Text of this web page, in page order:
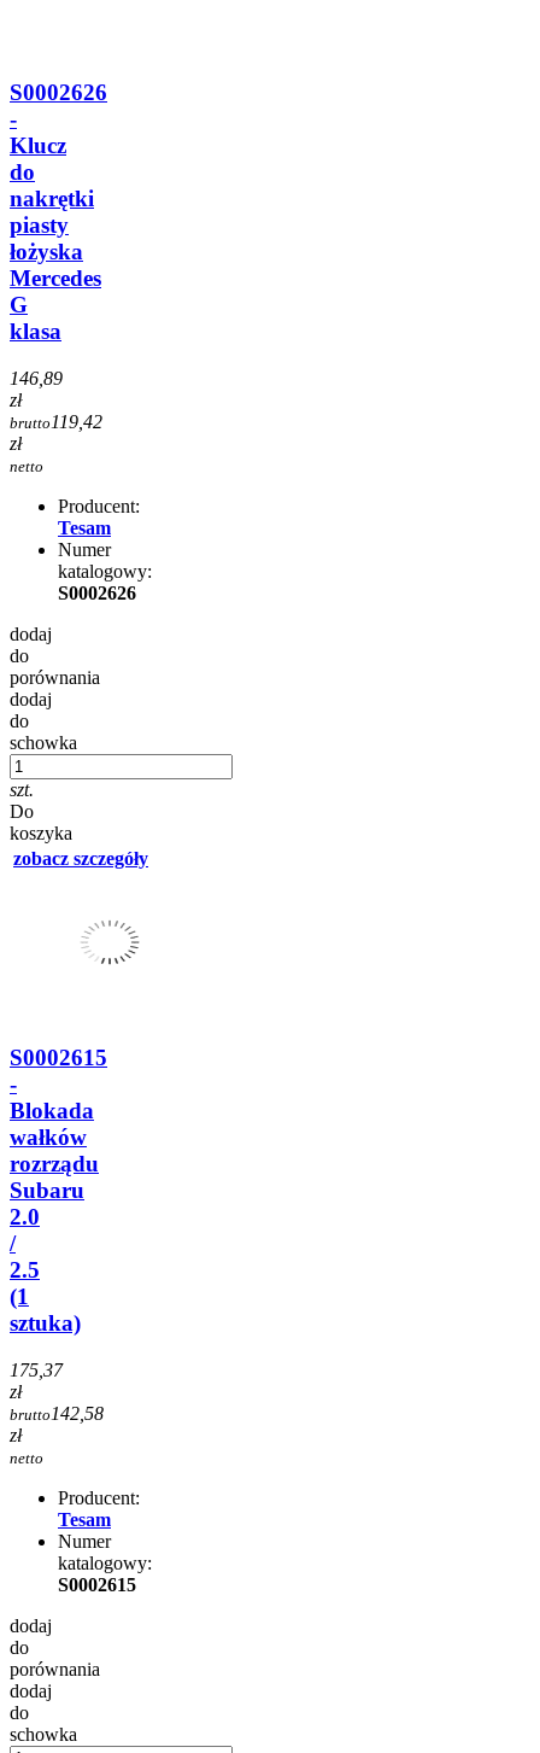
S0002626
-
Klucz
do
nakrętki
piasty
łożyska
Mercedes
G
klasa
146,89
zł
brutto 119,42
zł
netto
Producent:
Tesam
Numer
katalogowy:
S0002626
dodaj
do
porównania
dodaj
do
schowka
szt.
Do
koszyka
zobacz szczegóły
S0002615
-
Blokada
wałków
rozrządu
Subaru
2.0
/
2.5
(1
sztuka)
175,37
zł
brutto 142,58
zł
netto
Producent:
Tesam
Numer
katalogowy:
S0002615
dodaj
do
porównania
dodaj
do
schowka